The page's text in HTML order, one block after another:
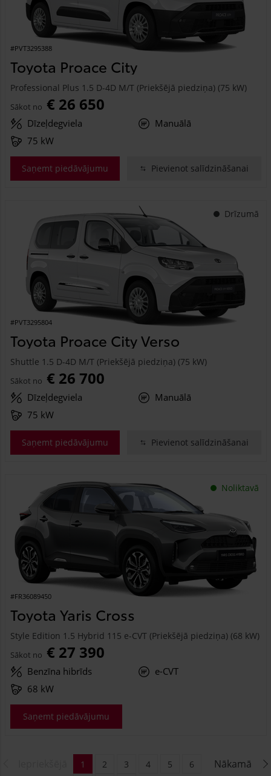
#PVT3295388
Toyota Proace City
Professional Plus 1.5 D-4D M/T (Priekšējā piedziņa) (75 kW)
Sākot no € 26 650
Dīzeļdegviela
Manuālā
75 kW
Saņemt piedāvājumu Pievienot salīdzināšanai
Drīzumā
#PVT3295804
Toyota Proace City Verso
Shuttle 1.5 D-4D M/T (Priekšējā piedziņa) (75 kW)
Sākot no € 26 700
Dīzeļdegviela
Manuālā
75 kW
Saņemt piedāvājumu Pievienot salīdzināšanai
Noliktavā
#FR36089450
Toyota Yaris Cross
Style Edition 1.5 Hybrid 115 e-CVT (Priekšējā piedziņa) (68 kW)
Sākot no € 27 390
Benzīna hibrīds
e-CVT
68 kW
Saņemt piedāvājumu
Nākamā
1 2 3 4 5
6